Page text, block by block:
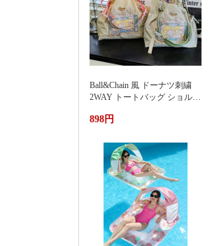
Ball&Chain 風 ドーナツ刺繍
2WAY トートバッグ ショルダ
ッグ 大容量通勤カバン夏季新
搭通勤小众大容量单肩购物袋
898円